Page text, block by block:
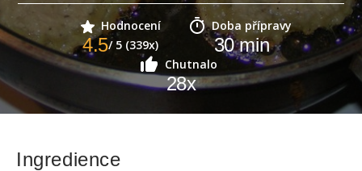
Hodnocení
4.5/ 5 (339x)
Doba přípravy
30min
Chutnalo
28x
Ingredience